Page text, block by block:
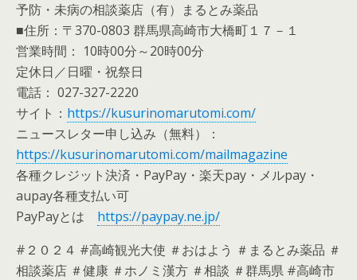
予防・未病の相談薬店（有）まるとみ薬品
■住所：〒370-0803 群馬県高崎市大橋町１７－１
営業時間： 10時00分～20時00分
定休日／日曜・祝祭日
電話： 027-327-2220
サイト： https://kusurinomarutomi.com/
ニュースレター申し込み（無料）：
https://kusurinomarutomi.com/mailmagazine
各種クレジット決済・PayPay・楽天pay・メルpay・
aupay各種支払い可
PayPayとは https://paypay.ne.jp/
#２０２４ #高崎観光大使 ＃おはよう ＃まるとみ薬品 ＃
相談薬店 ＃健康 ＃ホノミ漢方 ＃相談 ＃群馬県 #高崎市